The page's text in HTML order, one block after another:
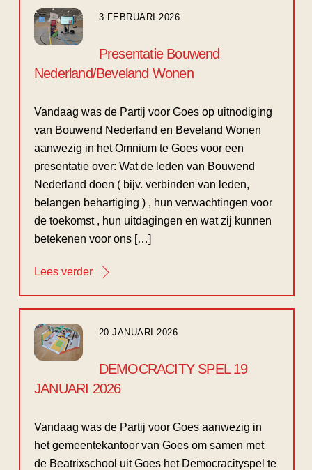
3 FEBRUARI 2026
Presentatie Bouwend
Nederland/Beveland Wonen
Vandaag was de Partij voor Goes op uitnodiging
van Bouwend Nederland en Beveland Wonen
aanwezig in het Omnium te Goes voor een
presentatie over: Wat de leden van Bouwend
Nederland doen ( bijv. verbinden van leden,
belangen behartiging ) , hun verwachtingen voor
de toekomst , hun uitdagingen en wat zij kunnen
betekenen voor ons […]
Lees verder
20 JANUARI 2026
DEMOCRACITY SPEL 19
JANUARI 2026
Vandaag was de Partij voor Goes aanwezig in
het gemeentekantoor van Goes om samen met
de Beatrixschool uit Goes het Democracityspel te